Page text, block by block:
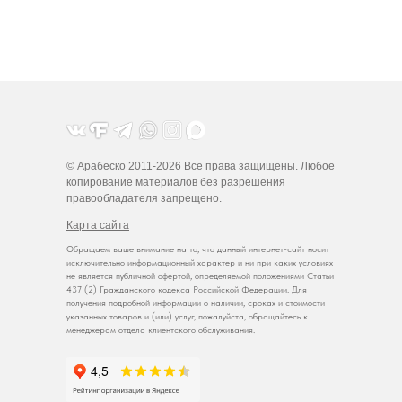
© Арабеско 2011-2026 Все права защищены. Любое
копирование материалов без разрешения
правообладателя запрещено.
Карта сайта
Обращаем ваше внимание на то, что данный интернет-сайт носит
исключительно информационный характер и ни при каких условиях
не является публичной офертой, определяемой положениями Статьи
437 (2) Гражданского кодекса Российской Федерации. Для
получения подробной информации о наличии, сроках и стоимости
указанных товаров и (или) услуг, пожалуйста, обращайтесь к
менеджерам отдела клиентского обслуживания.